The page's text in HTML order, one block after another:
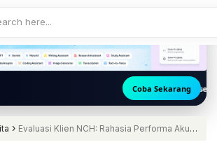
🚀 Akses ChatGPT, Claude,
Coba Sekarang
› Evaluasi Klien NCH: Rahasia Performa Akun